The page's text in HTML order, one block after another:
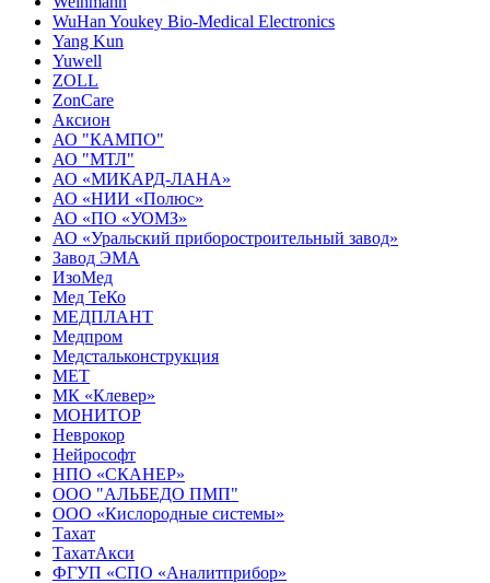
WuHan Youkey Bio-Medical Electronics
Yang Kun
Yuwell
ZOLL
ZonCare
Аксион
АО "КАМПО"
АО "МТЛ"
АО «МИКАРД-ЛАНА»
АО «НИИ «Полюс»
АО «ПО «УОМЗ»
АО «Уральский приборостроительный завод»
Завод ЭМА
ИзоМед
Мед ТеКо
МЕДПЛАНТ
Медпром
Медстальконструкция
МЕТ
МК «Клевер»
МОНИТОР
Неврокор
Нейрософт
НПО «СКАНЕР»
ООО "АЛЬБЕДО ПМП"
ООО «Кислородные системы»
Тахат
ТахатАкси
ФГУП «СПО «Аналитприбор»